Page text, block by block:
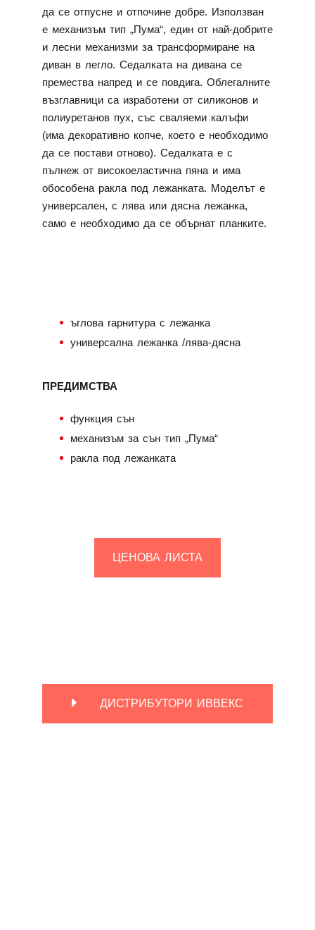
да се отпусне и отпочине добре. Използван
е механизъм тип „Пума“, един от най-добрите
и лесни механизми за трансформиране на
диван в легло. Седалката на дивана се
премества напред и се повдига. Облегалните
възглавници са изработени от силиконов и
полиуретанов пух, със сваляеми калъфи
(има декоративно копче, което е необходимо
да се постави отново). Седалката е с
пълнеж от високоеластична пяна и има
обособена ракла под лежанката. Моделът е
универсален, с лява или дясна лежанка,
само е необходимо да се обърнат планките.
ъглова гарнитура с лежанка
универсална лежанка /лява-дясна
ПРЕДИМСТВА
функция сън
механизъм за сън тип „Пума“
ракла под лежанката
ЦЕНОВА ЛИСТА
ДИСТРИБУТОРИ ИВВЕКС